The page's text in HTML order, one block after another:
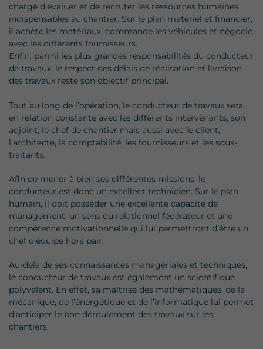
chargé d’évaluer et de recruter les ressources humaines
indispensables au chantier. Sur le plan matériel et financier,
il achète les matériaux, commande les véhicules et négocie
avec les différents fournisseurs.
Enfin, parmi les plus grandes responsabilités du conducteur
de travaux, le respect des délais de réalisation et livraison
des travaux reste son objectif principal.
Tout au long de l’opération, le conducteur de travaux sera
en relation constante avec les différents intervenants, son
adjoint, le chef de chantier mais aussi avec le client,
l'architecte, la comptabilité, les fournisseurs et les sous-
traitants.
Afin de mener à bien ses différentes missions, le
conducteur est donc un excellent technicien. Sur le plan
humain, il doit posséder une excellente capacité de
management, un sens du relationnel fédérateur et une
compétence motivationnelle qui lui permettront d’être un
chef d’équipe hors pair.
Au-delà de ses connaissances managériales et techniques,
le conducteur de travaux est également un scientifique
polyvalent. En effet, sa maîtrise des mathématiques, de la
mécanique, de l’énergétique et de l’informatique lui permet
d’anticiper le bon déroulement des travaux sur les
chantiers.